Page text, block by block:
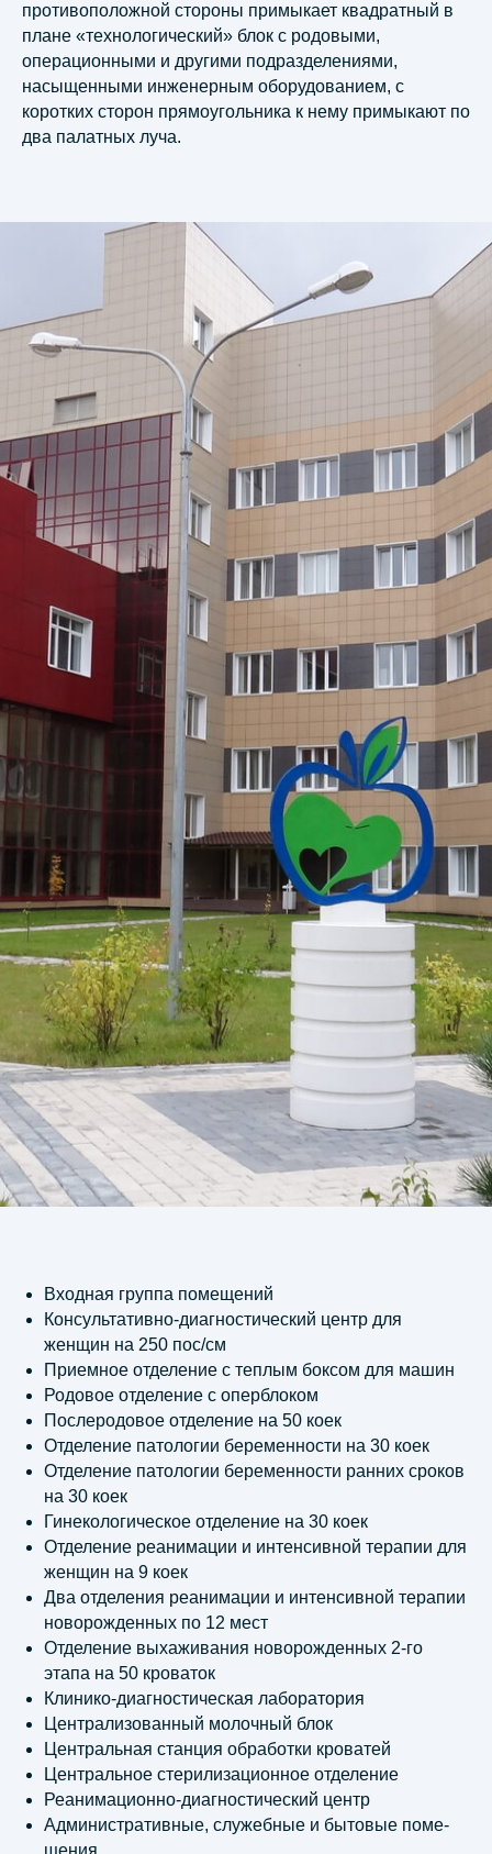
противоположной стороны примыкает квадратный в
плане «технологический» блок с родовыми,
операционными и другими подразделениями,
насыщенными инженерным оборудованием, с
коротких сторон прямоугольника к нему примыкают по
два палатных луча.
Входная группа помещений
Консультативно-диагностический центр для
женщин на 250 пос/см
Приемное отделение с теплым боксом для машин
Родовое отделение с оперблоком
Послеродовое отделение на 50 коек
Отделение патологии беременности на 30 коек
Отделение патологии беременности ранних сроков
на 30 коек
Гинекологическое отделение на 30 коек
Отделение реанимации и интенсивной терапии для
женщин на 9 коек
Два отделения реанимации и интенсивной терапии
новорожденных по 12 мест
Отделение выхаживания новорожденных 2-го
этапа на 50 кроваток
Клинико-диагностическая лаборатория
Централизованный молочный блок
Центральная станция обработки кроватей
Центральное стерилизационное отделение
Реанимационно-диагностический центр
Административные, служебные и бытовые поме-
E-mail:
info@giprozdraw.ru
+7 (499) 120 25-81
Телефон:
Адрес:
117246, Россия, Москва, Научный
проезд дом 12, офис 63
НАПИСАТЬ НАМ
Правовая информация
© АО «Гипроздрав» | 2001 —2026